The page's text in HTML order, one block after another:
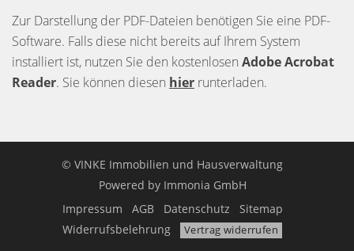
Zur Darstellung der PDF-Dateien benötigen Sie eine PDF-
Software. Falls diese nicht bereits auf Ihrem System
installiert ist, nutzen Sie den kostenlosen Adobe Acrobat
Reader. Sie können diesen hier runterladen.
© VINKE Immobilien und Hausverwaltung
Powered by Immonia GmbH
Impressum
AGB Datenschutz
Sitemap
Widerrufsbelehrung
Vertrag widerrufen